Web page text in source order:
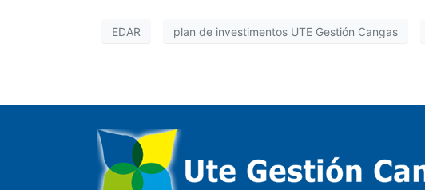
EDAR plan de investimentos UTE Gestión Cangas